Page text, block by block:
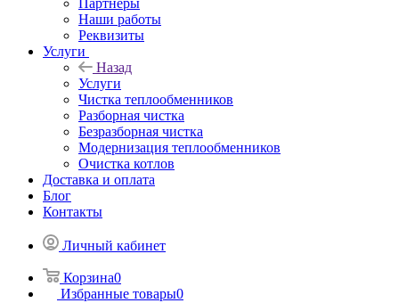
Партнеры
Наши работы
Реквизиты
Услуги
Назад
Услуги
Чистка теплообменников
Разборная чистка
Безразборная чистка
Модернизация теплообменников
Очистка котлов
Доставка и оплата
Блог
Контакты
Личный кабинет
Корзина0
Избранные товары0